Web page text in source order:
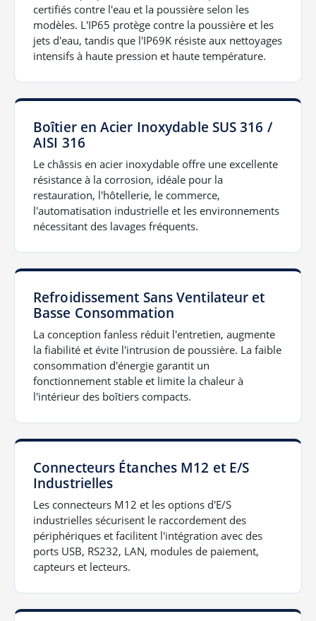
certifiés contre l'eau et la poussière selon les
modèles. L'IP65 protège contre la poussière et les
jets d'eau, tandis que l'IP69K résiste aux nettoyages
intensifs à haute pression et haute température.
Boîtier en Acier Inoxydable SUS 316 /
AISI 316
Le châssis en acier inoxydable offre une excellente
résistance à la corrosion, idéale pour la
restauration, l'hôtellerie, le commerce,
l'automatisation industrielle et les environnements
nécessitant des lavages fréquents.
Refroidissement Sans Ventilateur et
Basse Consommation
La conception fanless réduit l'entretien, augmente
la fiabilité et évite l'intrusion de poussière. La faible
consommation d'énergie garantit un
fonctionnement stable et limite la chaleur à
l'intérieur des boîtiers compacts.
Connecteurs Étanches M12 et E/S
Industrielles
Les connecteurs M12 et les options d'E/S
industrielles sécurisent le raccordement des
périphériques et facilitent l'intégration avec des
ports USB, RS232, LAN, modules de paiement,
capteurs et lecteurs.